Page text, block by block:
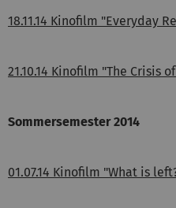
18.11.14 Kinofilm "Everyday
21.10.14 Kinofilm "The Crisis
Sommersemester 2014
01.07.14 Kinofilm "What is